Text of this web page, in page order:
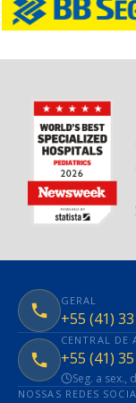
GERAL
+55 (41)
CENTRAL DE
+55 (41)
Seg. a sex.,
NOSSAS REDES